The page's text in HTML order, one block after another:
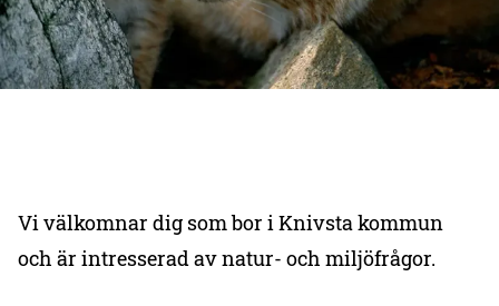
Vi välkomnar dig som bor i Knivsta kommun
och är intresserad av natur- och miljöfrågor.